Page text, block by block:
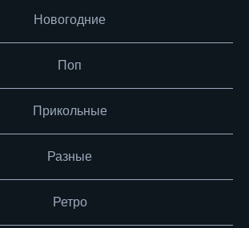
Новогодние
Поп
Прикольные
Разные
Ретро